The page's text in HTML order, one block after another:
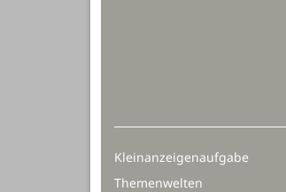
Kleinanzeigenaufgabe
Themenwelten